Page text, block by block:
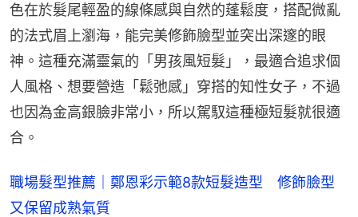
色在於髮尾輕盈的線條感與自然的蓬鬆度，搭配微亂
的法式眉上瀏海，能完美修飾臉型並突出深邃的眼
神。這種充滿靈氣的「男孩風短髮」，最適合追求個
人風格、想要營造「鬆弛感」穿搭的知性女子，不過
也因為金高銀臉非常小，所以駕馭這種極短髮就很適
合。
職場髮型推薦｜鄭恩彩示範8款短髮造型 修飾臉型
又保留成熟氣質